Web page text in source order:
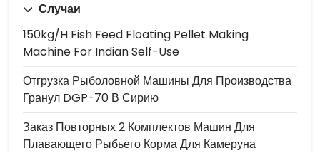
Случаи
150kg/h Fish Feed Floating Pellet Making
Machine For Indian Self-Use
Отгрузка Рыболовной Машины Для Производства
Гранул DGP-70 В Сирию
Заказ Повторных 2 Комплектов Машин Для
Плавающего Рыбьего Корма Для Камеруна